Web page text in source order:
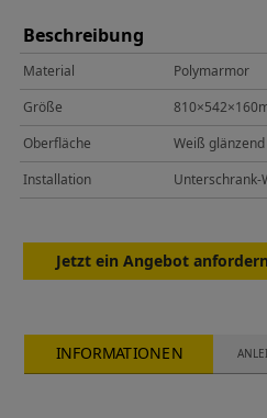
Beschreibung
Material
Polymarmor
Größe
Oberfläche
Weiß
Installation
Unterschrank-
Jetzt ein Angebot anfordern
INFORMATIONEN